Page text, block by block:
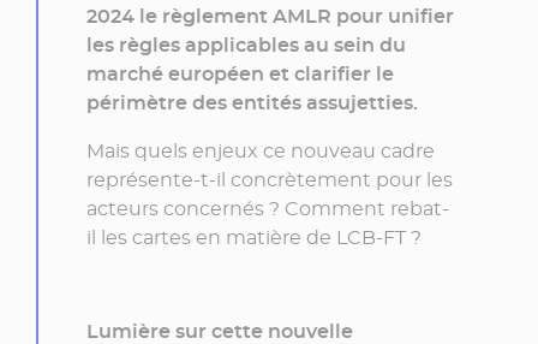
2024 le règlement AMLR pour unifier
les règles applicables au sein du
marché européen et clarifier le
périmètre des entités assujetties.
Mais quels enjeux ce nouveau cadre
représente-t-il concrètement pour les
acteurs concernés ? Comment rebat-
il les cartes en matière de LCB-FT ?
Lumière sur cette nouvelle